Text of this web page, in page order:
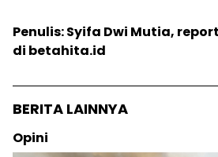
Penulis: Syifa Dwi Mutia,
di betahita.id
BERITA LAINNYA
Opini